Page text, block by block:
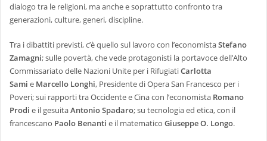
dialogo tra le religioni, ma anche e soprattutto confronto tra
generazioni, culture, generi, discipline.
Tra i dibattiti previsti, c’è quello sul lavoro con l’economistaStefano
Zamagni; sulle povertà, che vede protagonisti la portavoce dell’Alto
Commissariato delle Nazioni Unite per i RifugiatiCarlotta
Sami e Marcello Longhi, Presidente di Opera San Francesco per i
Poveri; sui rapporti tra Occidente e Cina con l’economista Romano
Prodi e il gesuitaAntonio Spadaro; su tecnologia ed etica, con il
francescano Paolo Benanti e il matematico Giuseppe O. Longo.